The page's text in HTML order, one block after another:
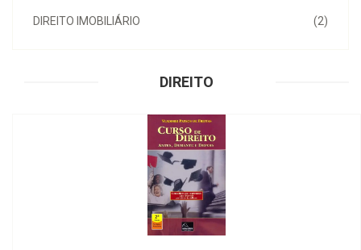
(2)
DIREITO IMOBILIÁRIO
DIREITO